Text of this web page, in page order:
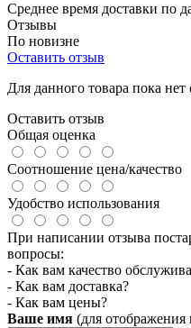
Среднее время доставки по
Отзывы
По новизне
Оставить отзыв
Для данного товара пока нет
Оставить отзыв
Общая оценка
Соотношение цена/качество
Удобство использования
При написании отзыва
вопросы:
- Как вам качество
- Как вам доставка?
- Как вам цены?
Ваше имя (для отображения